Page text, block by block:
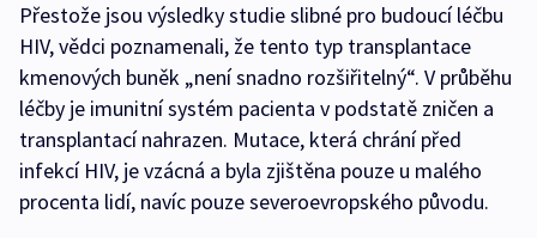
Přestože jsou výsledky studie slibné pro budoucí léčbu
HIV, vědci poznamenali, že tento typ transplantace
kmenových buněk „není snadno rozšiřitelný“. V průběhu
léčby je imunitní systém pacienta v podstatě zničen a
transplantací nahrazen. Mutace, která chrání před
infekcí HIV, je vzácná a byla zjištěna pouze u malého
procenta lidí, navíc pouze severoevropského původu.